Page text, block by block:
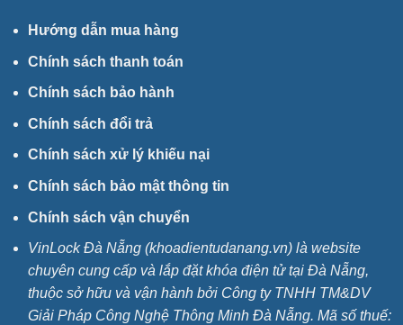
Hướng dẫn mua hàng
Chính sách thanh toán
Chính sách bảo hành
Chính sách đổi trả
Chính sách xử lý khiếu nại
Chính sách bảo mật thông tin
Chính sách vận chuyển
VinLock Đà Nẵng (khoadientudanang.vn) là website
chuyên cung cấp và lắp đặt khóa điện tử tại Đà Nẵng,
thuộc sở hữu và vận hành bởi Công ty TNHH TM&DV
Giải Pháp Công Nghệ Thông Minh Đà Nẵng. Mã số thuế: